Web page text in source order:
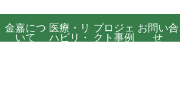
金嘉につ
いて
医療・リ
ハビリ・
プロジェ
クト事例
お問い合
せ